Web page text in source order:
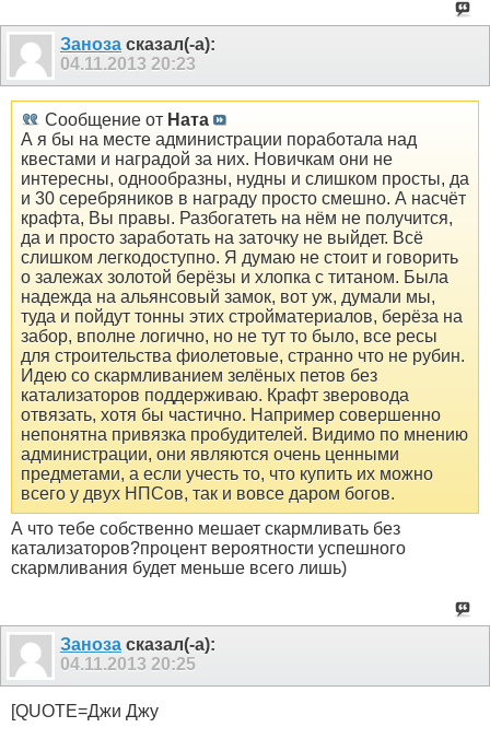
Заноза сказал(-а):
04.11.2013 20:23
Сообщение от Ната
А я бы на месте администрации поработала над
квестами и наградой за них. Новичкам они не
интересны, однообразны, нудны и слишком просты, да
и 30 серебряников в награду просто смешно. А насчёт
крафта, Вы правы. Разбогатеть на нём не получится,
да и просто заработать на заточку не выйдет. Всё
слишком легкодоступно. Я думаю не стоит и говорить
о залежах золотой берёзы и хлопка с титаном. Была
надежда на альянсовый замок, вот уж, думали мы,
туда и пойдут тонны этих стройматериалов, берёза на
забор, вполне логично, но не тут то было, все ресы
для строительства фиолетовые, странно что не рубин.
Идею со скармливанием зелёных петов без
катализаторов поддерживаю. Крафт зверовода
отвязать, хотя бы частично. Например совершенно
непонятна привязка пробудителей. Видимо по мнению
администрации, они являются очень ценными
предметами, а если учесть то, что купить их можно
всего у двух НПСов, так и вовсе даром богов.
А что тебе собственно мешает скармливать без
катализаторов?процент вероятности успешного
скармливания будет меньше всего лишь)
Заноза сказал(-а):
04.11.2013 20:25
[QUOTE=Джи Джу